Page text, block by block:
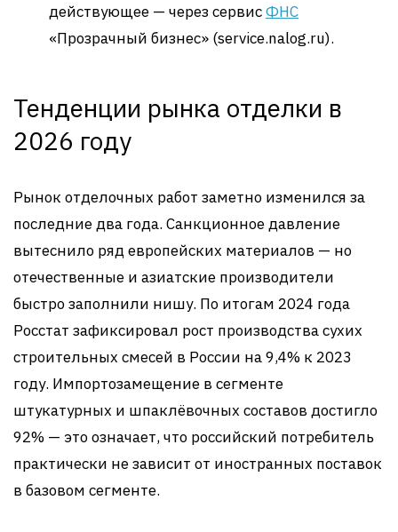
действующее — через сервисФНС
«Прозрачный бизнес» (service.nalog.ru).
Тенденции рынка отделки в
2026 году
Рынок отделочных работ заметно изменился за
последние два года. Санкционное давление
вытеснило ряд европейских материалов — но
отечественные и азиатские производители
быстро заполнили нишу. По итогам 2024 года
Росстат зафиксировал рост производства сухих
строительных смесей в России на 9,4% к 2023
году. Импортозамещение в сегменте
штукатурных и шпаклёвочных составов достигло
92% — это означает, что российский потребитель
практически не зависит от иностранных поставок
в базовом сегменте.